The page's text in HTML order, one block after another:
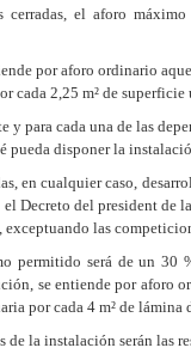
cerradas, el aforo
por aforo ordinario
cada 2,25 m² de
y para cada una de las
pueda disponer la
en cualquier caso,
Decreto del president de
las
permitido será de un
se entiende por
por cada 4 m² de lámina
de la instalación serán las